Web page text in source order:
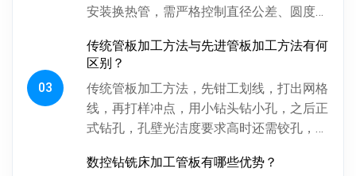
安装换热管，需严格控制直径公差、圆度、
影响换热管安装与设备性能。板...
03
传统管板加工方法与先进管板加工方法有何
区别？
传统管板加工方法，先钳工划线，打出网格
线，再打样冲点，用小钻头钻小孔，之后正
式钻孔，孔壁光洁度要求高时还需铰孔，最
摇臂定位，劳动强度大、效率低...
数控钻铣床加工管板有哪些优势？